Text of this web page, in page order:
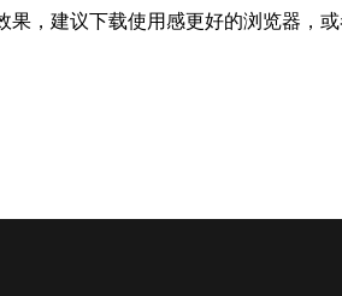
，建议下载使用感更好的浏览器，